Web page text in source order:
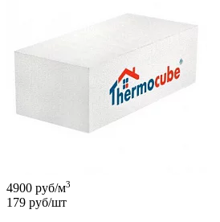
4900 руб/м3
179 руб/шт